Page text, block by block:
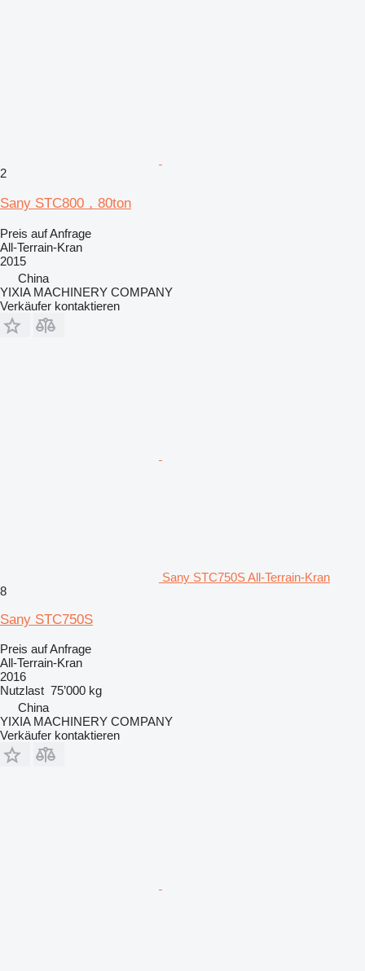
2
Sany STC800，80ton
Preis auf Anfrage
All-Terrain-Kran
2015
China
YIXIA MACHINERY COMPANY
Verkäufer kontaktieren
Sany STC750S All-Terrain-Kran
8
Sany STC750S
Preis auf Anfrage
All-Terrain-Kran
2016
Nutzlast 75’000 kg
China
YIXIA MACHINERY COMPANY
Verkäufer kontaktieren